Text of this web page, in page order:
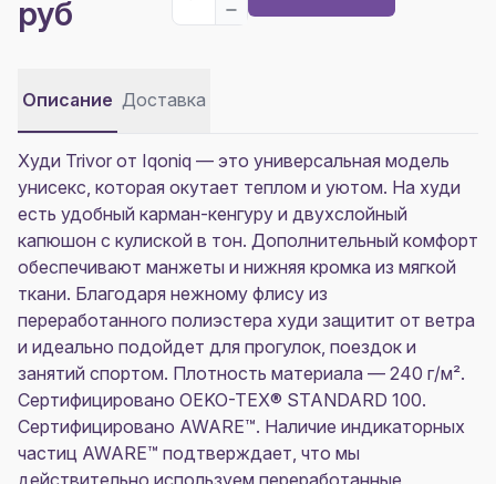
руб
Описание Доставка
Худи Trivor от Iqoniq — это универсальная модель
унисекс, которая окутает теплом и уютом. На худи
есть удобный карман-кенгуру и двухслойный
капюшон с кулиской в тон. Дополнительный комфорт
обеспечивают манжеты и нижняя кромка из мягкой
ткани. Благодаря нежному флису из
переработанного полиэстера худи защитит от ветра
и идеально подойдет для прогулок, поездок и
занятий спортом. Плотность материала — 240 г/м².
Сертифицировано OEKO-TEX® STANDARD 100.
Сертифицировано AWARE™. Наличие индикаторных
частиц AWARE™ подтверждает, что мы
действительно используем переработанные